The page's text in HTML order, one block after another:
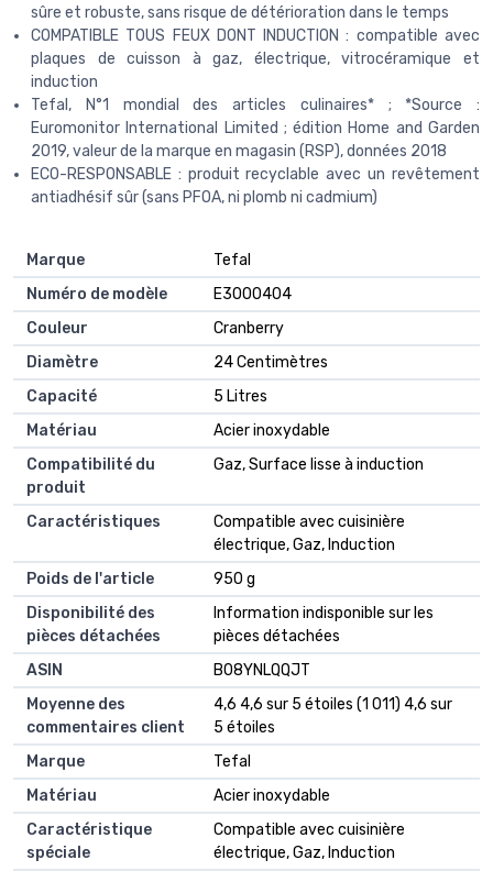
sûre et robuste, sans risque de détérioration dans le temps
COMPATIBLE TOUS FEUX DONT INDUCTION : compatible avec
plaques de cuisson à gaz, électrique, vitrocéramique et
induction
Tefal, N°1 mondial des articles culinaires* ; *Source :
Euromonitor International Limited ; édition Home and Garden
2019, valeur de la marque en magasin (RSP), données 2018
ECO-RESPONSABLE : produit recyclable avec un revêtement
antiadhésif sûr (sans PFOA, ni plomb ni cadmium)
Marque
‎Tefal
Numéro de modèle
‎E3000404
Couleur
‎Cranberry
Diamètre
‎24 Centimètres
Capacité
‎5 Litres
Matériau
‎Acier inoxydable
Compatibilité du
produit
‎Gaz, Surface lisse à induction
Caractéristiques
‎Compatible avec cuisinière
électrique, Gaz, Induction
Poids de l'article
‎950 g
Disponibilité des
pièces détachées
‎Information indisponible sur les
pièces détachées
ASIN
B08YNLQQJT
Moyenne des
commentaires client
4,6 4,6 sur 5 étoiles (1 011) 4,6 sur
5 étoiles
Marque
Tefal
Matériau
Acier inoxydable
Caractéristique
spéciale
Compatible avec cuisinière
électrique, Gaz, Induction